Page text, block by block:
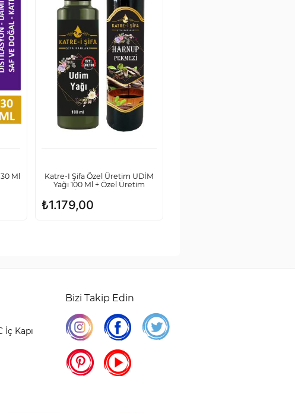
Ml
Katre-I Şifa Özel Üretim UDİM
Yağı 100 Ml + Özel Üretim
Keçiboynuzu – Harnup
Pekmezi 340 Gr
₺1.179,00
İç Kapı
Bizi Takip Edin